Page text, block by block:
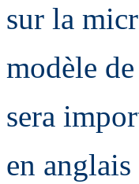
sur la
modèle
sera
en